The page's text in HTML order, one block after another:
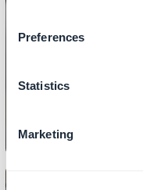
Preferences
Statistics
Marketing